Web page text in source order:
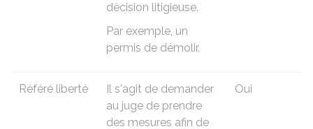
décision litigieuse.
Par exemple, un
permis de démolir.
Référé liberté
Il s'agit de demander
au juge de prendre
des mesures afin de
Oui